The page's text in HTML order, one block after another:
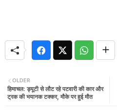
OLDER
हिमाचल: ड्यूटी से लौट रहे पटवारी की कार और
ट्रक की भयानक टक्कर, मौके पर हुई मौत